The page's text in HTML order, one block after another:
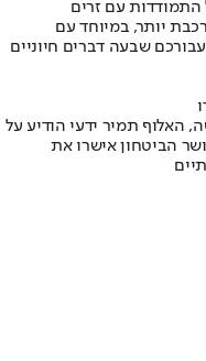
יותר, במיוחד עם
שבעה דברים חיוניים
האלוף תמיר ידעי הודיע על
הביטחון אישרו את